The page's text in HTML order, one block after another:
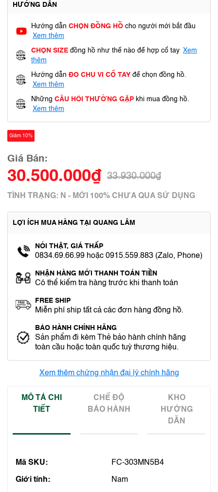
HƯỚNG DẪN
Hướng dẫn CHỌN ĐỒNG HỒ cho người mới bắt đầu
Xem thêm
CHỌN SIZE đồng hồ như thế nào để hợp cổ tay Xem
thêm
Hướng dẫn ĐO CHU VI CỔ TAY để chọn đồng hồ.
Xem thêm
Những CÂU HỎI THƯỜNG GẶP khi mua đồng hồ.
Xem thêm
Giảm 10%
Giá Bán:
30.500.000₫ 33.930.000₫
TÌNH TRẠNG: N - MỚI 100% CHƯA QUA SỬ DỤNG
LỢI ÍCH MUA HÀNG TẠI QUANG LÂM
NÓI THẬT, GIÁ THẤP
0834.69.66.99 hoặc 0915.559.883 (Zalo, Phone)
NHẬN HÀNG MỚI THANH TOÁN TIỀN
Có thể kiểm tra hàng trước khi thanh toán
FREE SHIP
Miễn phí ship tất cả các đơn hàng đồng hồ.
BẢO HÀNH CHÍNH HÃNG
Sản phẩm đi kèm Thẻ bảo hành chính hãng
toàn cầu hoặc toàn quốc tuỳ thương hiệu.
Xem thêm chứng nhận đại lý chính hãng
MÔ TẢ CHI
TIẾT
CHẾ ĐỘ
BẢO HÀNH
KHO
HƯỚNG
DẪN
Mã SKU: FC-303MN5B4
Giới tính: Nam